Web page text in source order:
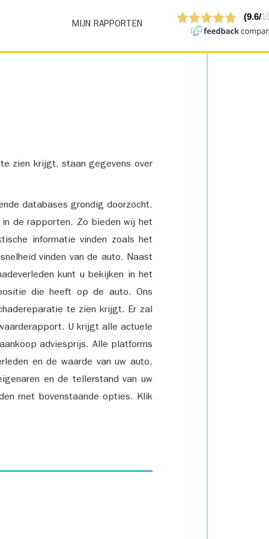
MIJN RAPPORTEN
zien krijgt, staan gegevens over
databases grondig doorzocht.
de rapporten. Zo bieden wij het
informatie vinden zoals het
vinden van de auto. Naast
kunt u bekijken in het
die heeft op de auto. Ons
te zien krijgt. Er zal
U krijgt alle actuele
adviesprijs. Alle platforms
en de waarde van uw auto,
en de tellerstand van uw
met bovenstaande opties. Klik